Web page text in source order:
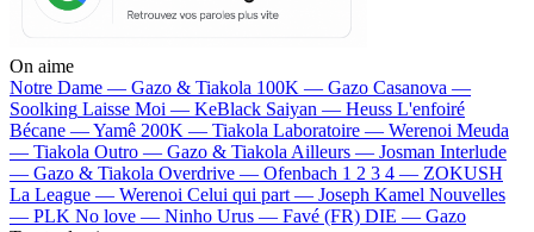
On aime
Notre Dame — Gazo & Tiakola 100K — Gazo Casanova —
Soolking Laisse Moi — KeBlack Saiyan — Heuss L'enfoiré
Bécane —Yamê 200K — Tiakola Laboratoire — Werenoi Meuda
— Tiakola Outro — Gazo & TiakolaAilleurs — Josman Interlude
— Gazo & Tiakola Overdrive — Ofenbach 1 2 3 4 — ZOKUSH
La League — Werenoi Celui qui part — Joseph Kamel Nouvelles
— PLK No love — Ninho Urus — Favé (FR) DIE — Gazo